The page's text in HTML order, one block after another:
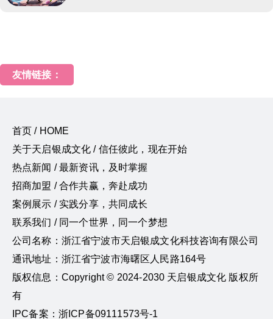
友情链接：
首页 / HOME
关于天启银成文化 / 信任彼此，现在开始
热点新闻 / 最新资讯，及时掌握
招商加盟 / 合作共赢，奔赴成功
案例展示 / 实践分享，共同成长
联系我们 / 同一个世界，同一个梦想
公司名称：浙江省宁波市天启银成文化科技咨询有限公司
通讯地址：浙江省宁波市海曙区人民路164号
版权信息：Copyright © 2024-2030 天启银成文化 版权所
有
IPC备案：浙ICP备09111573号-1